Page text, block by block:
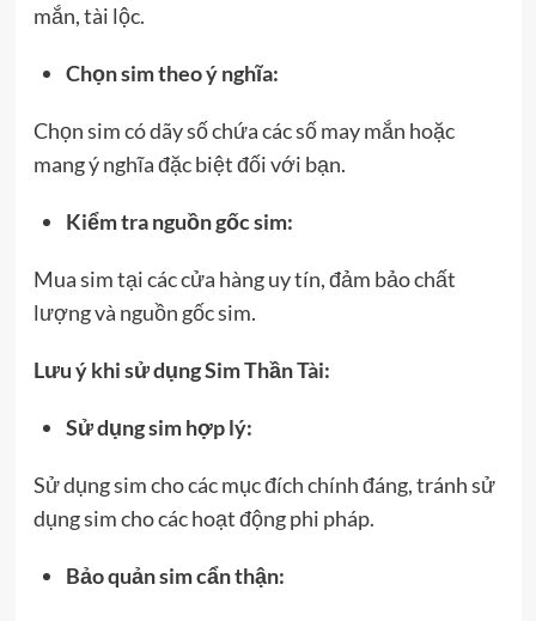
mắn, tài lộc.
Chọn sim theo ý nghĩa:
Chọn sim có dãy số chứa các số may mắn hoặc
mang ý nghĩa đặc biệt đối với bạn.
Kiểm tra nguồn gốc sim:
Mua sim tại các cửa hàng uy tín, đảm bảo chất
lượng và nguồn gốc sim.
Lưu ý khi sử dụng Sim Thần Tài:
Sử dụng sim hợp lý:
Sử dụng sim cho các mục đích chính đáng, tránh sử
dụng sim cho các hoạt động phi pháp.
Bảo quản sim cẩn thận: